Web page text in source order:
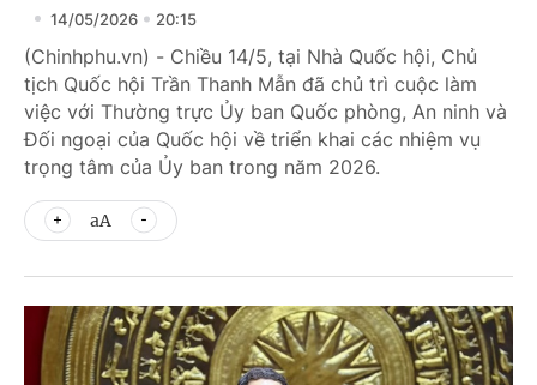
14/05/2026 20:15
(Chinhphu.vn) - Chiều 14/5, tại Nhà Quốc hội, Chủ
tịch Quốc hội Trần Thanh Mẫn đã chủ trì cuộc làm
việc với Thường trực Ủy ban Quốc phòng, An ninh và
Đối ngoại của Quốc hội về triển khai các nhiệm vụ
trọng tâm của Ủy ban trong năm 2026.
aA